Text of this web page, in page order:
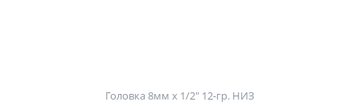
Головка 8мм х 1/2" 12-гр. НИЗ